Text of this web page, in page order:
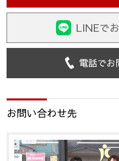
LINEで
電話でお
お問い合わせ先